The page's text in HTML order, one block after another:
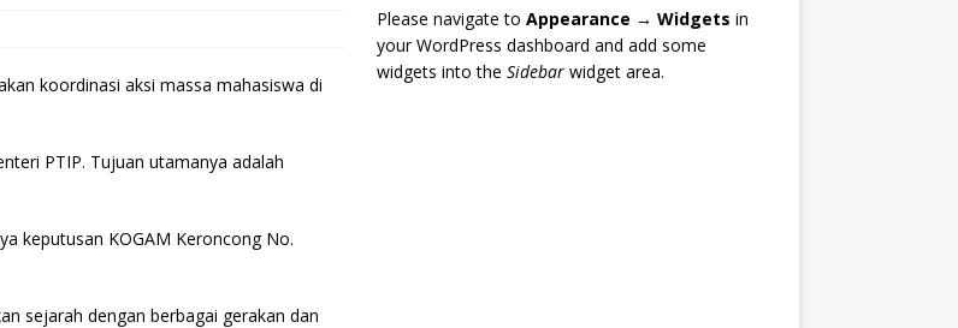
koordinasi aksi massa mahasiswa di
PTIP. Tujuan utamanya adalah
keputusan KOGAM Keroncong No.
sejarah dengan berbagai gerakan dan
Please navigate to Appearance → Widgets in
your WordPress dashboard and add some
widgets into the Sidebarwidget area.